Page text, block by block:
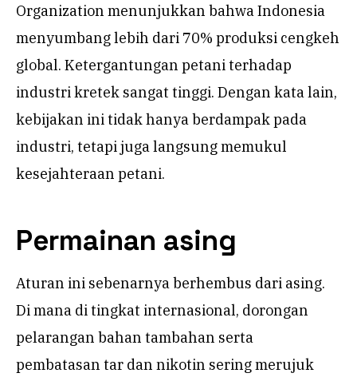
Organization menunjukkan bahwa Indonesia
menyumbang lebih dari 70% produksi cengkeh
global. Ketergantungan petani terhadap
industri kretek sangat tinggi. Dengan kata lain,
kebijakan ini tidak hanya berdampak pada
industri, tetapi juga langsung memukul
kesejahteraan petani.
Permainan asing
Aturan ini sebenarnya berhembus dari asing.
Di mana di tingkat internasional, dorongan
pelarangan bahan tambahan serta
pembatasan tar dan nikotin sering merujuk